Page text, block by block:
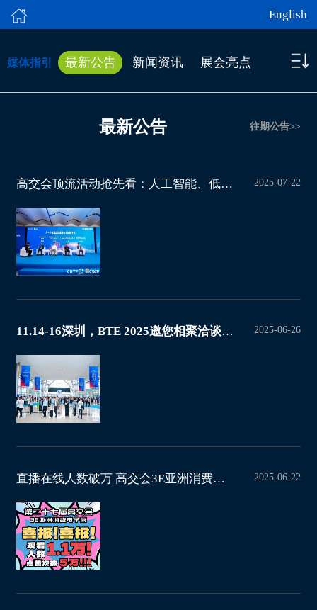
English
媒体指引 最新公告 新闻资讯 展会亮点
最新公告 往期公告>>
高交会顶流活动抢先看：人工智能、低空经济、智慧城市谁更出圈？ 2025-07-22
11.14-16深圳，BTE 2025邀您相聚洽谈合作，共谋发展！ 2025-06-26
直播在线人数破万 高交会3E亚洲消费电子展专场嗨翻全场 2025-06-22